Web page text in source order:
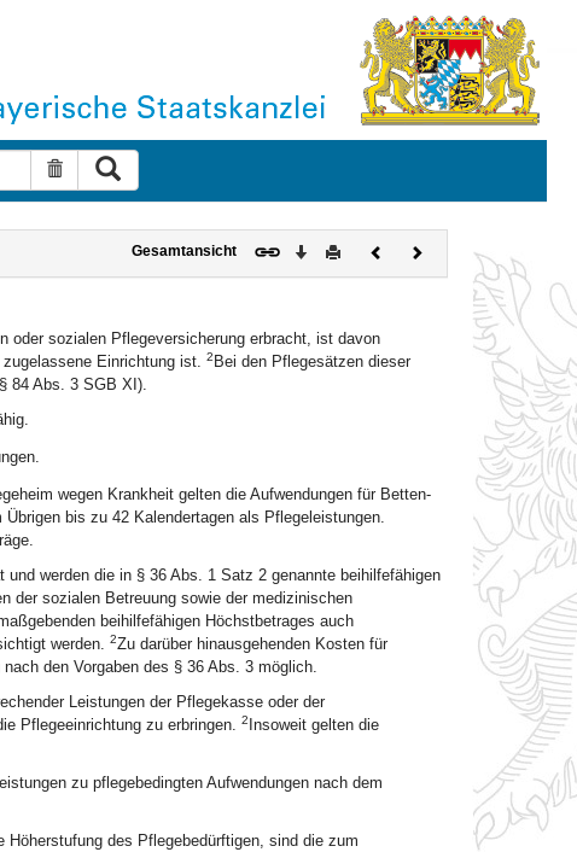
Suche zurücksetzen
Gesamtansicht Download
DruckenVorherigesNächstes
Dokument
oder sozialen Pflegeversicherung erbracht, ist davon
Einrichtung ist. 2 Bei den Pflegesätzen dieser
84 Abs. 3 SGB XI).
wegen Krankheit gelten die Aufwendungen für Betten-
bis zu 42 Kalendertagen als Pflegeleistungen.
werden die in § 36 Abs. 1 Satz 2 genannte beihilfefähigen
der sozialen Betreuung sowie der medizinischen
beihilfefähigen Höchstbetrages auch
werden. 2Zu darüber hinausgehenden Kosten für
den Vorgaben des § 36 Abs. 3 möglich.
Leistungen der Pflegekasse oder der
Pflegeeinrichtung zu erbringen. 2 Insoweit gelten die
zu pflegebedingten Aufwendungen nach dem
des Pflegebedürftigen, sind die zum